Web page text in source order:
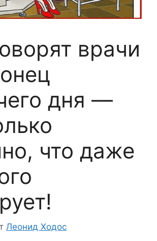
врачи
дня —
что даже
Леонид Ходос